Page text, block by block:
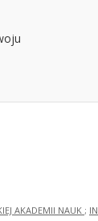
AKADEMII NAUK ;